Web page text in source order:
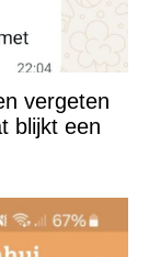
vergeten
blijkt een